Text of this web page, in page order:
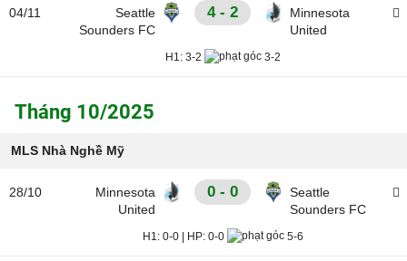
04/11
Seattle
Sounders FC
4 - 2
Minnesota
United
H1: 3-2 3-2
Tháng 10/2025
MLS Nhà Nghề Mỹ
28/10
Minnesota
United
0 - 0
Seattle
Sounders FC
H1: 0-0 HP: 0-0 5-6